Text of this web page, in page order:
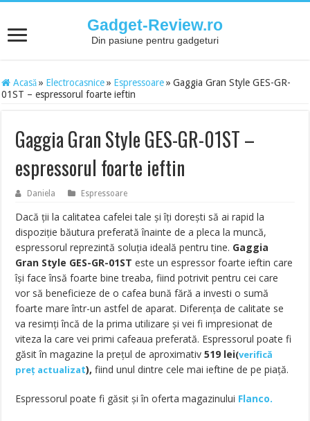
Gadget-Review.ro
Din pasiune pentru gadgeturi
Acasă » Electrocasnice » Espressoare » Gaggia Gran Style GES-GR-
01ST – espressorul foarte ieftin
Gaggia Gran Style GES-GR-01ST –
espressorul foarte ieftin
Daniela Espressoare
Dacă ții la calitatea cafelei tale și îți dorești să ai rapid la
dispoziție băutura preferată înainte de a pleca la muncă,
espressorul reprezintă soluția ideală pentru tine. Gaggia
Gran Style GES-GR-01ST este un espressor foarte ieftin care
își face însă foarte bine treaba, fiind potrivit pentru cei care
vor să beneficieze de o cafea bună fără a investi o sumă
foarte mare într-un astfel de aparat. Diferența de calitate se
va resimți încă de la prima utilizare și vei fi impresionat de
viteza la care vei primi cafeaua preferată. Espressorul poate fi
găsit în magazine la prețul de aproximativ 519 lei(verifică
preț actualizat),fiind unul dintre cele mai ieftine de pe piață.
Espressorul poate fi găsit și în oferta magazinului Flanco.